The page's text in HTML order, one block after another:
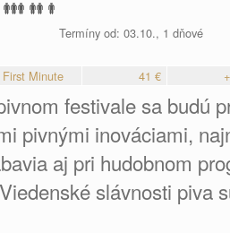
Termíny od: 03.10., 1 dňové
First Minute 41 €
festivale sa budú
pivnými inováciami,
aj pri hudobnom
slávnosti piva